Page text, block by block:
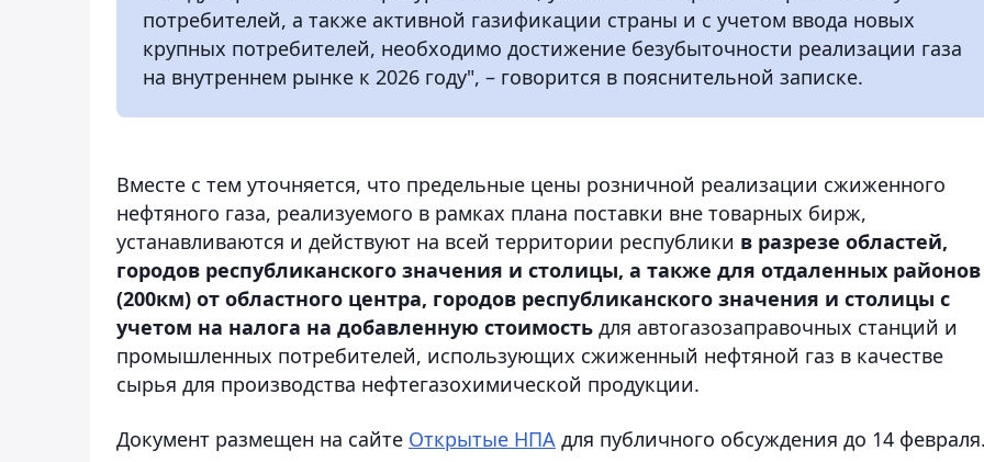
потребителей, а также активной газификации страны и с учетом ввода новых
крупных потребителей, необходимо достижение безубыточности реализации газа
на внутреннем рынке к 2026 году", – говорится в пояснительной записке.
Вместе с тем уточняется, что предельные цены розничной реализации сжиженного
нефтяного газа, реализуемого в рамках плана поставки вне товарных бирж,
устанавливаются и действуют на всей территории республики в разрезе областей,
городов республиканского значения и столицы, а также для отдаленных районов
(200км) от областного центра, городов республиканского значения и столицы с
учетом на налога на добавленную стоимость для автогазозаправочных станций и
промышленных потребителей, использующих сжиженный нефтяной газ в качестве
сырья для производства нефтегазохимической продукции.
Документ размещен на сайте Открытые НПА для публичного обсуждения до 14